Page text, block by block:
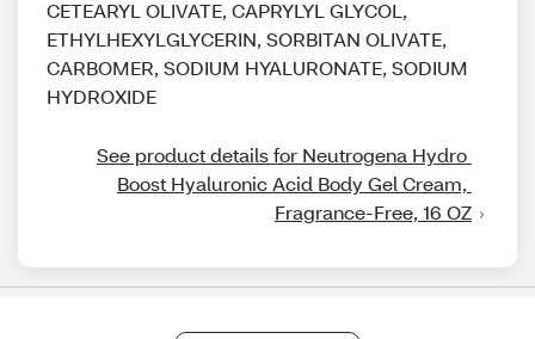
CETEARYL OLIVATE, CAPRYLYL GLYCOL,
ETHYLHEXYLGLYCERIN, SORBITAN OLIVATE,
CARBOMER, SODIUM HYALURONATE, SODIUM
HYDROXIDE
See product details for Neutrogena Hydro
Boost Hyaluronic Acid Body Gel Cream,
Fragrance-Free, 16 OZ